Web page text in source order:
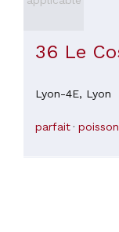
36 Le
Lyon-4E, Lyon
parfait poisson